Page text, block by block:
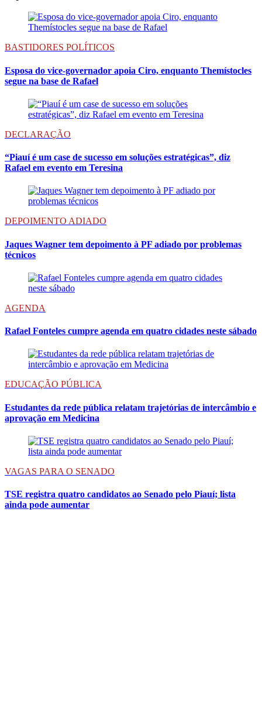
BASTIDORES POLÍTICOS
Esposa do vice-governador apoia Ciro, enquanto Themístocles
segue na base de Rafael
DECLARAÇÃO
“Piauí é um case de sucesso em soluções estratégicas”, diz
Rafael em evento em Teresina
DEPOIMENTO ADIADO
Jaques Wagner tem depoimento à PF adiado por problemas
técnicos
AGENDA
Rafael Fonteles cumpre agenda em quatro cidades neste sábado
EDUCAÇÃO PÚBLICA
Estudantes da rede pública relatam trajetórias de intercâmbio e
aprovação em Medicina
VAGAS PARA O SENADO
TSE registra quatro candidatos ao Senado pelo Piauí; lista
ainda pode aumentar